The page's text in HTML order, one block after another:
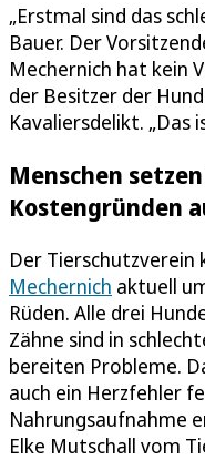
„Erstmal sind das
Bauer. Der
Mechernich hat kein
der Besitzer der
Kavaliersdelikt.
Menschen
Kostengründen
Der Tierschutzverein
Mechernich aktuell
Rüden. Alle drei
Zähne sind in
bereiten Probleme.
auch ein Herzfehler
Nahrungsaufnahme
Elke Mutschall vom